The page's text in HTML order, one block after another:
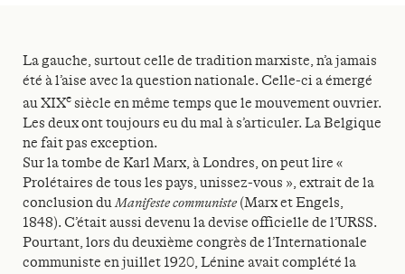
La gauche, surtout celle de tradition marxiste, n’a jamais
été à l’aise avec la question nationale. Celle-ci a émergé
au XIXe siècle en même temps que le mouvement ouvrier.
Les deux ont toujours eu du mal à s’articuler. La Belgique
ne fait pas exception.
Sur la tombe de Karl Marx, à Londres, on peut lire «
Prolétaires de tous les pays, unissez-vous », extrait de la
conclusion duManifeste communiste (Marx et Engels,
1848). C’était aussi devenu la devise officielle de l’URSS.
Pourtant, lors du deuxième congrès de l’Internationale
communiste en juillet 1920, Lénine avait complété la